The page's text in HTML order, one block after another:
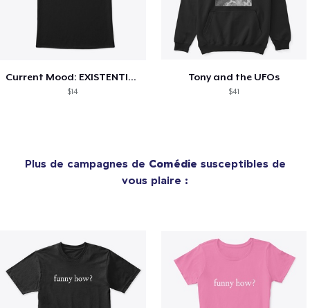
Current Mood: EXISTENTIAL CRISIS
$14
Tony and the UFOs
$41
Plus de campagnes de Comédie susceptibles de
vous plaire :